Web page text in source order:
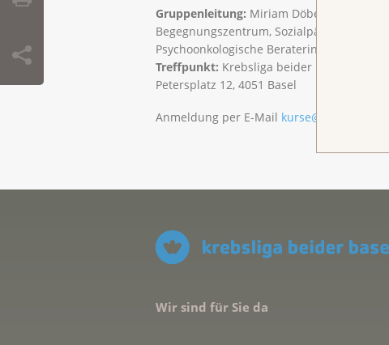
Gruppenleitung: Miriam Döbeli, Beraterin
Begegnungszentrum, Sozialpädagogin FH,
Psychoonkologische Beraterin SGPO
Treffpunkt: Krebsliga beider Basel,
Petersplatz 12, 4051 Basel
Anmeldung per E-Mail kurse@klbb.ch
Wir sind für Sie da